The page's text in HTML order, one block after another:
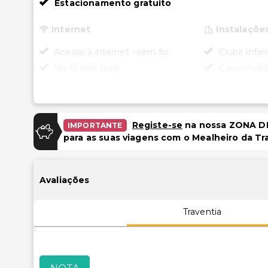
Estacionamento gratuito
Internet
Acesso à internet - sem fio
Estacionamento gratuito
Piscina e Bem-estar
Clube
Sala de
Discoteca
IMPORTANTE Registe-se na nossa ZONA
para as suas viagens com o Mealheiro da
Avaliações
Traventia